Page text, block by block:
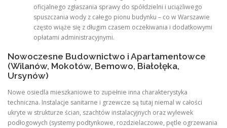
oficjalnego zgłaszania sprawy do spółdzielni i uciążliwego
spuszczania wody z całego pionu budynku – co w Warszawie
często wiąże się z długim czasem oczekiwania i dodatkowymi
opłatami administracyjnymi.
Nowoczesne Budownictwo i Apartamentowce
(Wilanów, Mokotów, Bemowo, Białołęka,
Ursynów)
Nowe osiedla mieszkaniowe to zupełnie inna charakterystyka
techniczna. Instalacje sanitarne i grzewcze są tutaj niemal w całości
ukryte w strukturze ścian, szachtów instalacyjnych oraz wylewek
podłogowych (systemy podtynkowe, rozdzielaczowe, pętle ogrzewania